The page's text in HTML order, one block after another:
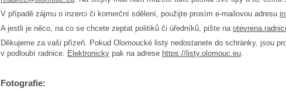
V případě zájmu o inzerci či komerční sdělení, použijte prosím e-mailovou adresu
A jestli je něco, na co se chcete zeptat politiků či úředníků, pište na
Děkujeme za vaši přízeň. Pokud Olomoucké listy nedostanete do schránky, jsou
v podloubí radnice. Elektronicky pak na adrese https://listy.olomouc.eu.
Fotografie: